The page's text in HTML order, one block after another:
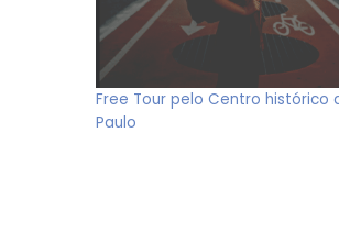
Free Tour pelo Centro histórico
Paulo